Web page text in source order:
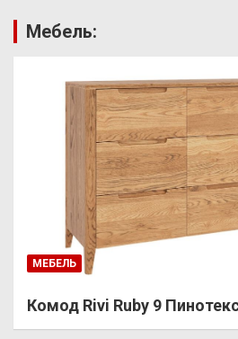
Мебель:
МЕБЕЛЬ
Комод Rivi Ruby 9